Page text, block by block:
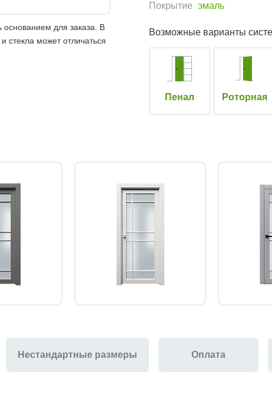
для заказа. В
стекла может отличаться
Покрытие эмаль
Возможные варианты
Пенал Роторная
Нестандартные размеры Оплата